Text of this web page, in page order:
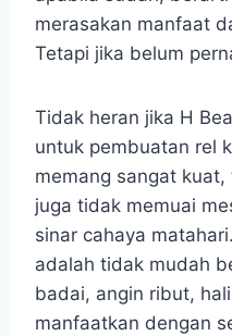
merasakan manfaat
Tetapi jika belum
Tidak heran jika H
untuk pembuatan rel
memang sangat
juga tidak memuai
sinar cahaya
adalah tidak mudah
badai, angin ribut,
manfaatkan dengan